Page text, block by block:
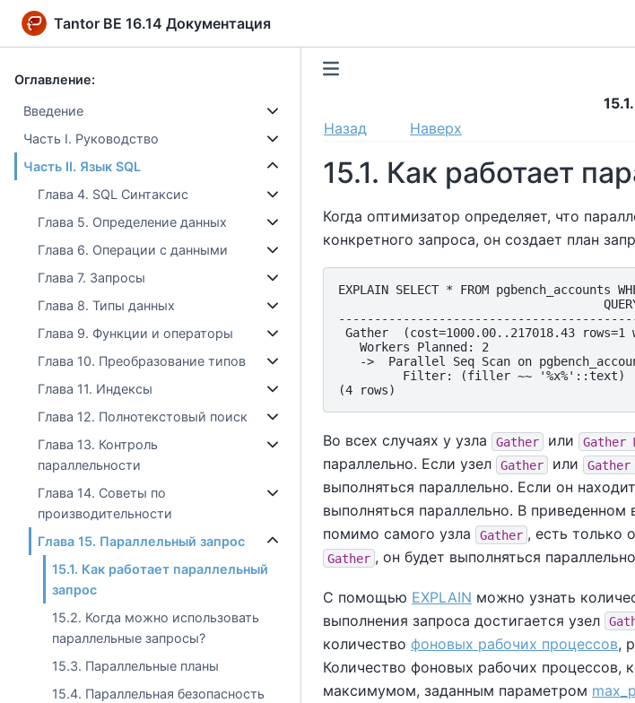
Tantor BE 16.14 Документация
Оглавление:
Введение
Часть I. Руководство
Часть II. Язык SQL
Глава 4. SQL Синтаксис
Глава 5. Определение данных
Глава 6. Операции с данными
Глава 7. Запросы
Глава 8. Типы данных
Глава 9. Функции и операторы
Глава 10. Преобразование типов
Глава 11. Индексы
Глава 12. Полнотекстовый поиск
Глава 13. Контроль
параллельности
Глава 14. Советы по
производительности
Глава 15. Параллельный запрос
15.1. Как работает параллельный
запрос
15.2. Когда можно использовать
параллельные запросы?
15.3. Параллельные планы
15.4. Параллельная безопасность
Назад
Наверх
15.1. Как работает
Когда оптимизатор определяет, что
конкретного запроса, он создает план
EXPLAIN SELECT * FROM pgbench_accounts
Gather  (cost=1000.00..217018.43 rows=1
   Workers Planned: 2
->  Parallel Seq Scan on
         Filter: (filler ~~ '%x%'::text)
Во всех случаях у узла Gather или Gather
параллельно. Если узел
Gather или Gather
выполняться параллельно. Если он
выполняться параллельно. В
помимо самого узла
Gather , есть только
Gather , он будет выполняться
С помощью EXPLAIN можно узнать
выполнения запроса достигается узел
количество фоновых рабочих процессов,
Количество фоновых рабочих процессов,
максимумом, заданным параметром